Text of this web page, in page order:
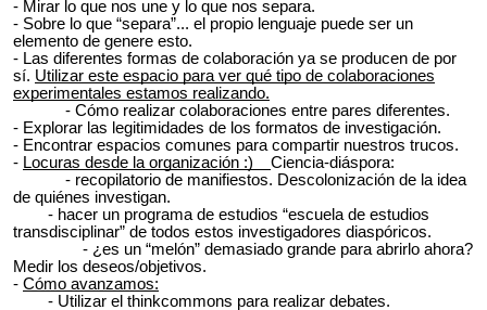
- Mirar lo que nos une y lo que nos separa.
- Sobre lo que “separa”... el propio lenguaje puede ser un
elemento de genere esto.
- Las diferentes formas de colaboración ya se producen de por
sí. Utilizar este espacio para ver qué tipo de colaboraciones
experimentales estamos realizando.
- Cómo realizar colaboraciones entre pares diferentes.
- Explorar las legitimidades de los formatos de investigación.
- Encontrar espacios comunes para compartir nuestros trucos.
- Locuras desde la organización :) Ciencia-diáspora:
- recopilatorio de manifiestos. Descolonización de la idea
de quiénes investigan.
- hacer un programa de estudios “escuela de estudios
transdisciplinar” de todos estos investigadores diaspóricos.
- ¿es un “melón” demasiado grande para abrirlo ahora?
Medir los deseos/objetivos.
- Cómo avanzamos:
- Utilizar el thinkcommons para realizar debates.